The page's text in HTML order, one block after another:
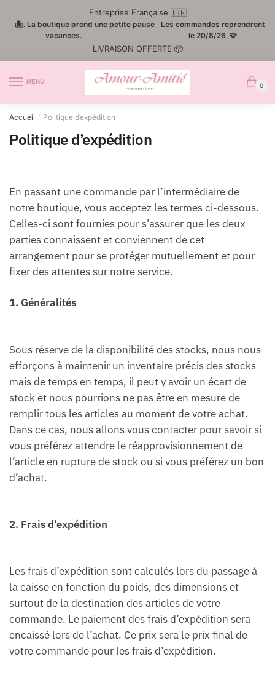
Entreprise Française 🇫🇷
🏝️. La boutique prend une petite pause
vacances.
Les commandes reprendront
le 20/8/26. 🩷
LIVRAISON OFFERTE 📦
MENU
0
Accueil / Politique d’expédition
Politique d’expédition
En passant une commande par l’intermédiaire de
notre boutique, vous acceptez les termes ci-dessous.
Celles-ci sont fournies pour s’assurer que les deux
parties connaissent et conviennent de cet
arrangement pour se protéger mutuellement et pour
fixer des attentes sur notre service.
1. Généralités
Sous réserve de la disponibilité des stocks, nous nous
efforçons à maintenir un inventaire précis des stocks
mais de temps en temps, il peut y avoir un écart de
stock et nous pourrions ne pas être en mesure de
remplir tous les articles au moment de votre achat.
Dans ce cas, nous allons vous contacter pour savoir si
vous préférez attendre le réapprovisionnement de
l’article en rupture de stock ou si vous préférez un bon
d’achat.
2. Frais d’expédition
Les frais d’expédition sont calculés lors du passage à
la caisse en fonction du poids, des dimensions et
surtout de la destination des articles de votre
commande. Le paiement des frais d’expédition sera
encaissé lors de l’achat. Ce prix sera le prix final de
votre commande pour les frais d’expédition.